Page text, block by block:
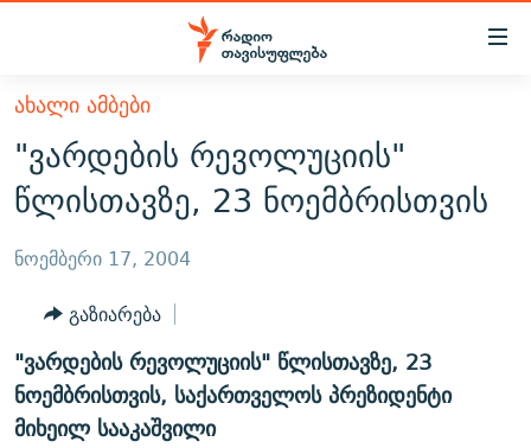
Accessibility
მთავარ
შინაარსზე
დაბრუნება
მთავარ
დაბრუნება
ძიებაზე
დაბრუნება
ᲐᲮᲐᲚᲘ ᲐᲛᲑᲔᲑᲘ
ᲗᲔᲛᲔᲑᲘ
ᲞᲝᲚᲘᲢᲘᲙᲐ
ᲔᲙᲝᲜᲝᲛᲘᲙᲐ
ᲡᲐᲖᲝᲒᲐᲓᲝᲔᲑᲐ
ᲡᲞᲝᲠᲢᲘ
ᲕᲘᲓᲔᲝ
ᲑᲚᲝᲒᲔᲑᲘ
ᲞᲝᲓᲙᲐᲡᲢᲔᲑᲘ
ᲜᲘᲙᲝᲡ ᲞᲝᲓᲙᲐᲡᲢᲘ
60 ᲓᲔᲪᲘᲑᲔᲚᲘ
ᲗᲐᲕᲘᲡᲣᲤᲚᲔᲑᲘᲡ ᲛᲝᲜᲘᲢᲝᲠᲘ
ᲤᲔᲜᲝᲕᲐᲜᲘ - 2.10
ᲗᲥᲕᲔᲜᲘ ᲞᲣᲑᲚᲘᲙᲐᲪᲘᲔᲑᲘ
ᲞᲠᲝᲔᲥᲢᲔᲑᲘ
ᲐᲮᲐᲚᲘ ᲐᲛᲑᲔᲑᲘ
"ვარდების რევოლუციის"
წლისთავზე, 23 ნოემბრისთვის
ნოემბერი 17, 2004
გაზიარება
"ვარდების რევოლუციის" წლისთავზე, 23
ნოემბრისთვის, საქართველოს პრეზიდენტი
მიხეილ სააკაშვილი